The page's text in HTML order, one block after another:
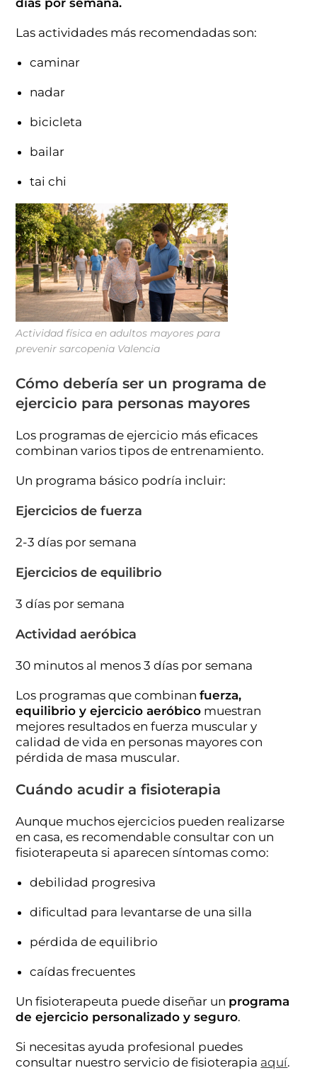
días por semana.
Las actividades más recomendadas son:
caminar
nadar
bicicleta
bailar
tai chi
Actividad física en adultos mayores para
prevenir sarcopenia Valencia
Cómo debería ser un programa de
ejercicio para personas mayores
Los programas de ejercicio más eficaces
combinan varios tipos de entrenamiento.
Un programa básico podría incluir:
Ejercicios de fuerza
2-3 días por semana
Ejercicios de equilibrio
3 días por semana
Actividad aeróbica
30 minutos al menos 3 días por semana
Los programas que combinanfuerza,
equilibrio y ejercicio aeróbico muestran
mejores resultados en fuerza muscular y
calidad de vida en personas mayores con
pérdida de masa muscular.
Cuándo acudir a fisioterapia
Aunque muchos ejercicios pueden realizarse
en casa, es recomendable consultar con un
fisioterapeuta si aparecen síntomas como:
debilidad progresiva
dificultad para levantarse de una silla
pérdida de equilibrio
caídas frecuentes
Un fisioterapeuta puede diseñar un programa
de ejercicio personalizado y seguro.
Si necesitas ayuda profesional puedes
consultar nuestro servicio de fisioterapia aquí.